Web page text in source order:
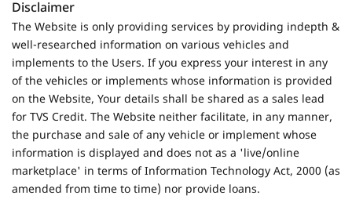
Disclaimer
The Website is only providing services by providing indepth &
well-researched information on various vehicles and
implements to the Users. If you express your interest in any
of the vehicles or implements whose information is provided
on the Website, Your details shall be shared as a sales lead
for TVS Credit. The Website neither facilitate, in any manner,
the purchase and sale of any vehicle or implement whose
information is displayed and does not as a 'live/online
marketplace' in terms of Information Technology Act, 2000 (as
amended from time to time) nor provide loans.